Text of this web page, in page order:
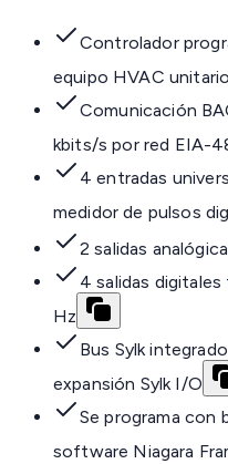
Controlador
equipo HVAC unitario
Comunicación
kbits/s por red EIA-
4 entradas
medidor de pulsos
2 salidas
4 salidas
Hz
Bus Sylk
expansión Sylk I/O
Se programa con
software Niagara